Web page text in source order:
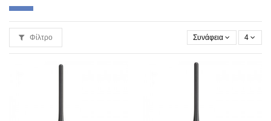
Φίλτρο Συνάφεια 4